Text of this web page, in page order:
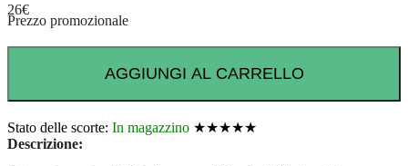
26€
Prezzo promozionale
AGGIUNGI AL CARRELLO
Stato delle scorte: In magazzino ★★★★★
Descrizione: